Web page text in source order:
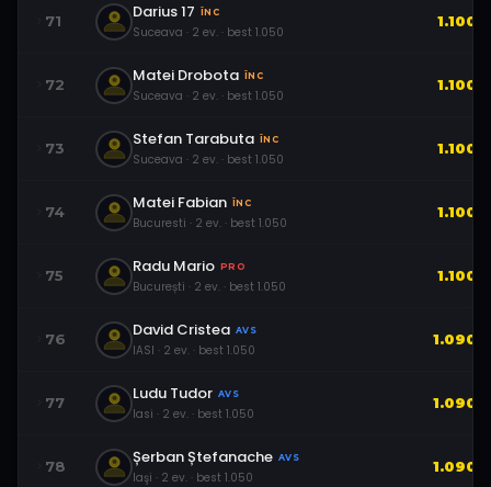
71 Darius 17 ÎNC
Suceava · 2 ev. · best 1.050
1.100
72 Matei Drobota ÎNC
Suceava · 2 ev. · best 1.050
1.100
73 Stefan Tarabuta ÎNC
Suceava · 2 ev. · best 1.050
1.100
74 Matei Fabian ÎNC
Bucuresti · 2 ev. · best 1.050
1.100
75 Radu Mario PRO
București · 2 ev. · best 1.050
1.100
76 David Cristea AVS
IASI · 2 ev. · best 1.050
1.090
77 Ludu Tudor AVS
Iasi · 2 ev. · best 1.050
1.090
78 Șerban Ștefanache AVS
Iaşi · 2 ev. · best 1.050
1.090